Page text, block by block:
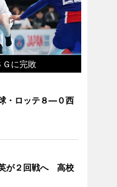
に完敗
・ロッテ８―０西
が２回戦へ 高校